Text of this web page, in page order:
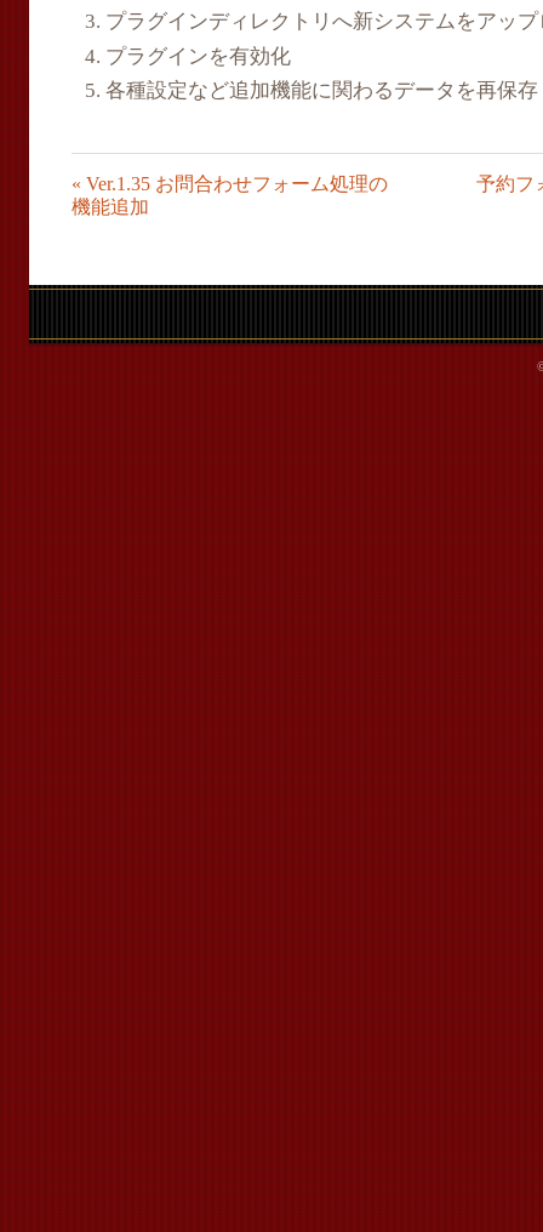
プラグインディレクトリへ新システムをアッ
プラグインを有効化
各種設定など追加機能に関わるデータを再保存
« Ver.1.35 お問合わせフォーム処理の
機能追加
予約フ